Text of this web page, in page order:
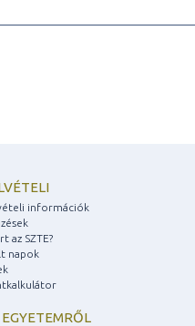
információk
az SZTE?
napok